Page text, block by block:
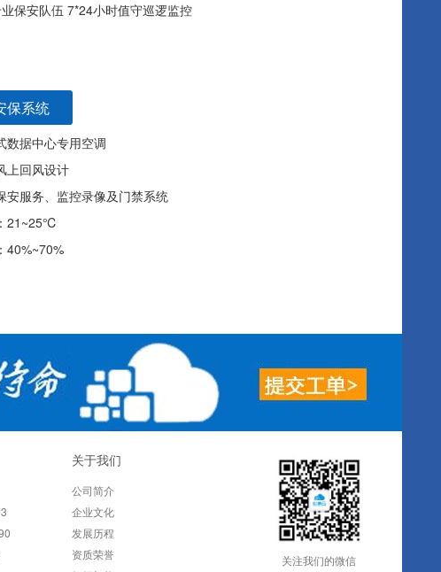
保安队伍 7*24小时值守巡逻监控
保系统
数据中心专用空调
上回风设计
安服务、监控录像及门禁系统
21~25℃
40%~70%
关于我们
公司简介
企业文化
发展历程
资质荣誉
关注我们的微信